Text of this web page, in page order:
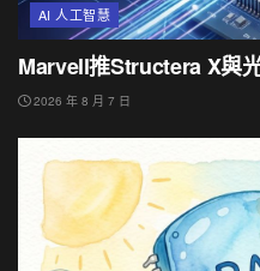
AI 人工智慧
Marvell推Structera X與
2026 年 8 月 7 日